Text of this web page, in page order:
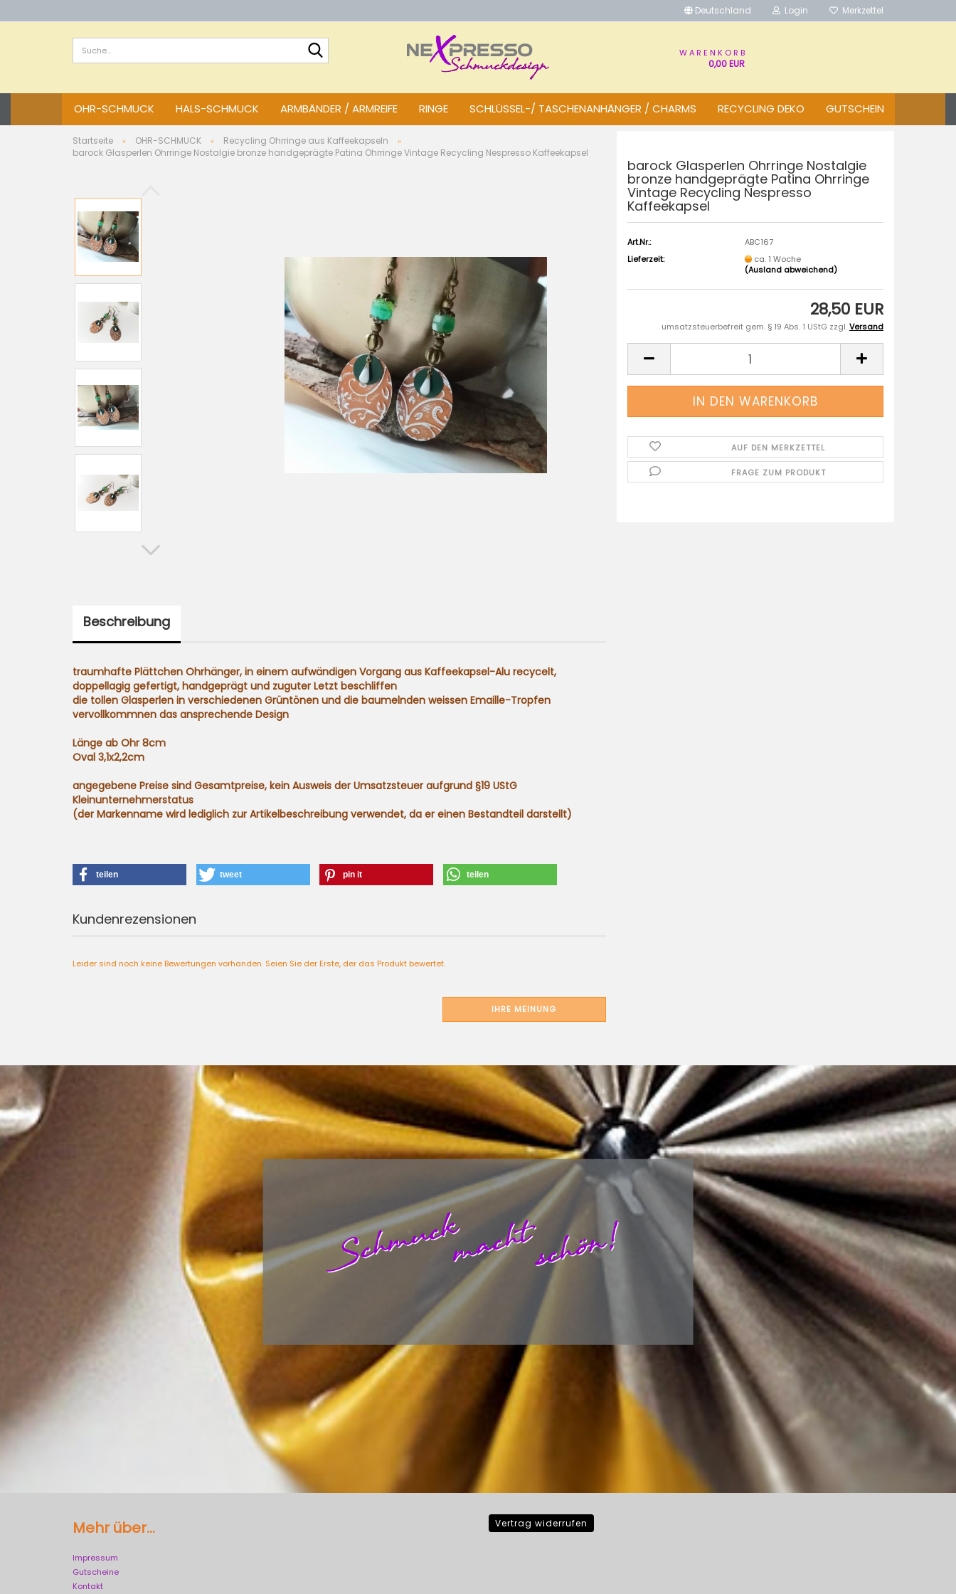
Deutschland Login Merkzettel
W A R E N K O R B
0,00 EUR
OHR-SCHMUCK HALS-SCHMUCK ARMBÄNDER / ARMREIFE RINGE SCHLÜSSEL-/ TASCHENANHÄNGER / CHARMS RECYCLING DEKO GUTSCHEIN
Startseite » OHR-SCHMUCK » Recycling Ohrringe aus Kaffeekapseln »
barock Glasperlen Ohrringe Nostalgie bronze handgeprägte Patina Ohrringe Vintage Recycling Nespresso Kaffeekapsel
barock Glasperlen Ohrringe Nostalgie
bronze handgeprägte Patina Ohrringe
Vintage Recycling Nespresso
Kaffeekapsel
Art.Nr.:
ABC167
Lieferzeit:
ca. 1 Woche
(Ausland abweichend)
28,50 EUR
umsatzsteuerbefreit gem. § 19 Abs. 1 UStG zzgl.Versand
AUF DEN MERKZETTEL
FRAGE ZUM PRODUKT
Beschreibung
traumhafte Plättchen Ohrhänger, in einem aufwändigen Vorgang aus Kaffeekapsel-Alu recycelt,
doppellagig gefertigt, handgeprägt und zuguter Letzt beschliffen
die tollen Glasperlen in verschiedenen Grüntönen und die baumelnden weissen Emaille-Tropfen
vervollkommnen das ansprechende Design
Länge ab Ohr 8cm
Oval 3,1x2,2cm
angegebene Preise sind Gesamtpreise, kein Ausweis der Umsatzsteuer aufgrund §19 UStG
Kleinunternehmerstatus
(der Markenname wird lediglich zur Artikelbeschreibung verwendet, da er einen Bestandteil darstellt)
teilen tweet pin it teilen
Kundenrezensionen
Leider sind noch keine Bewertungen vorhanden. Seien Sie der Erste, der das Produkt bewertet.
IHRE MEINUNG
Mehr über...
Impressum
Gutscheine
Kontakt
Vertrag widerrufen